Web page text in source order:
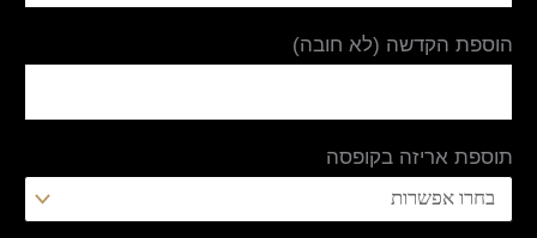
הוספת הקדשה (לא חובה)
תוספת אריזה בקופסה